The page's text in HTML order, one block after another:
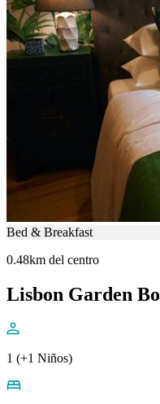
Bed & Breakfast
0.48km del centro
Lisbon Garden
1 (+1 Niños)